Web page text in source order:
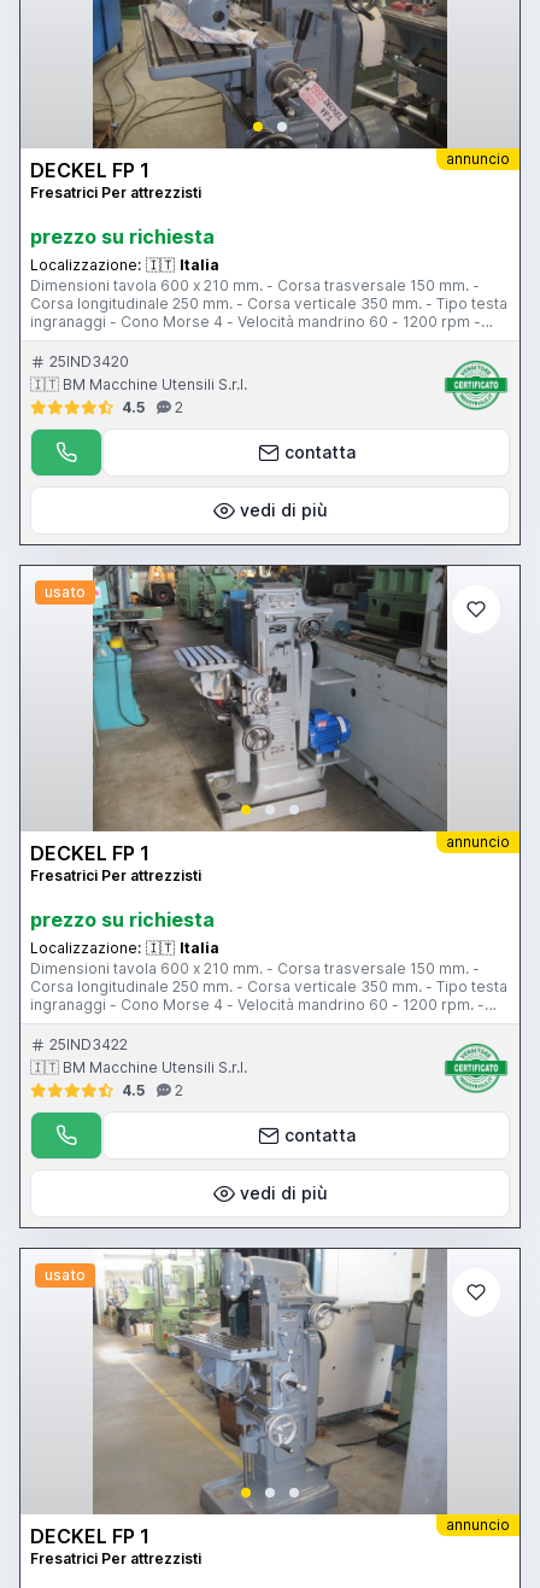
annuncio
DECKEL FP 1
Fresatrici Per attrezzisti
prezzo su richiesta
Localizzazione: 🇮🇹 Italia
Dimensioni tavola 600 x 210 mm. - Corsa trasversale 150 mm. -
Corsa longitudinale 250 mm. - Corsa verticale 350 mm. - Tipo testa
ingranaggi - Cono Morse 4 - Velocità mandrino 60 - 1200 rpm -
Velocità avanzamenti 9,5 - 475 mm/min - Potenza motore mandrino
2 Hp25IND3420
🇮🇹 BM Macchine Utensili S.r.l.
4.5
2
contatta
vedi di più
usato
annuncio
DECKEL FP 1
Fresatrici Per attrezzisti
prezzo su richiesta
Localizzazione: 🇮🇹 Italia
Dimensioni tavola 600 x 210 mm. - Corsa trasversale 150 mm. -
Corsa longitudinale 250 mm. - Corsa verticale 350 mm. - Tipo testa
ingranaggi - Cono Morse 4 - Velocità mandrino 60 - 1200 rpm. -
Velocità avanzamenti 9,5 - 475 mm/min. - Potenza motore
mandrino 2 Hp.
25IND3422
🇮🇹 BM Macchine Utensili S.r.l.
4.5
2
contatta
vedi di più
usato
annuncio
DECKEL FP 1
Fresatrici Per attrezzisti